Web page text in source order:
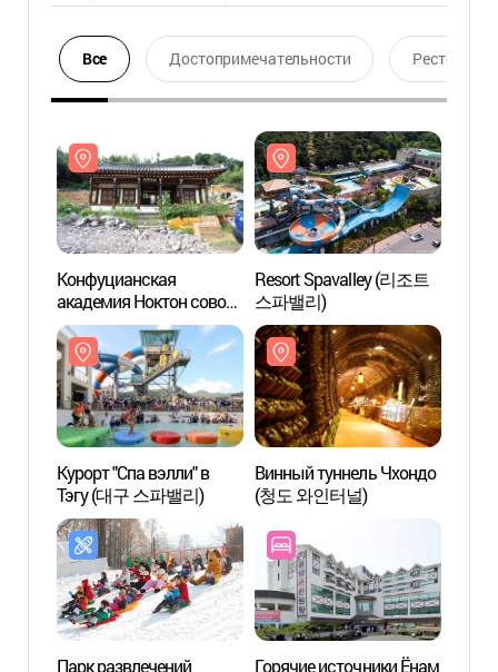
Все Достопримечательности Ресторан
Конфуцианская
академия Ноктон совон
(녹동서원)
Resort Spavalley (리조트
스파밸리)
Курорт "Спа вэлли" в
Тэгу (대구 스파밸리)
Винный туннель Чхондо
(청도 와인터널)
Парк развлечений
Горячие источники Ёнам